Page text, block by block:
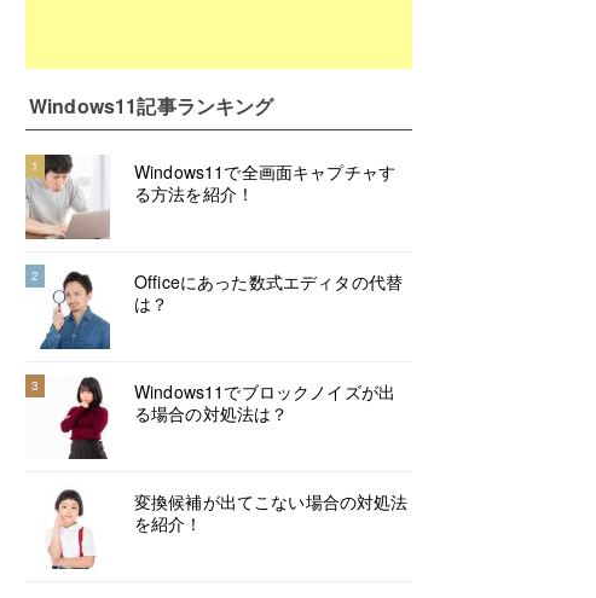
Windows11記事ランキング
1
Windows11で全画面キャプチャす
る方法を紹介！
2
Officeにあった数式エディタの代替
は？
3
Windows11でブロックノイズが出
る場合の対処法は？
変換候補が出てこない場合の対処法
を紹介！